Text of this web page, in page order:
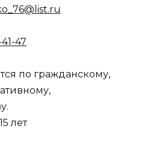
47
по гражданскому,
лет